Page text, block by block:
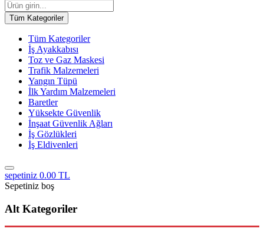
Tüm Kategoriler
Tüm Kategoriler
İş Ayakkabısı
Toz ve Gaz Maskesi
Trafik Malzemeleri
Yangın Tüpü
İlk Yardım Malzemeleri
Baretler
Yüksekte Güvenlik
İnşaat Güvenlik Ağları
İş Gözlükleri
İş Eldivenleri
sepetiniz 0.00 TL
Sepetiniz boş
Alt Kategoriler